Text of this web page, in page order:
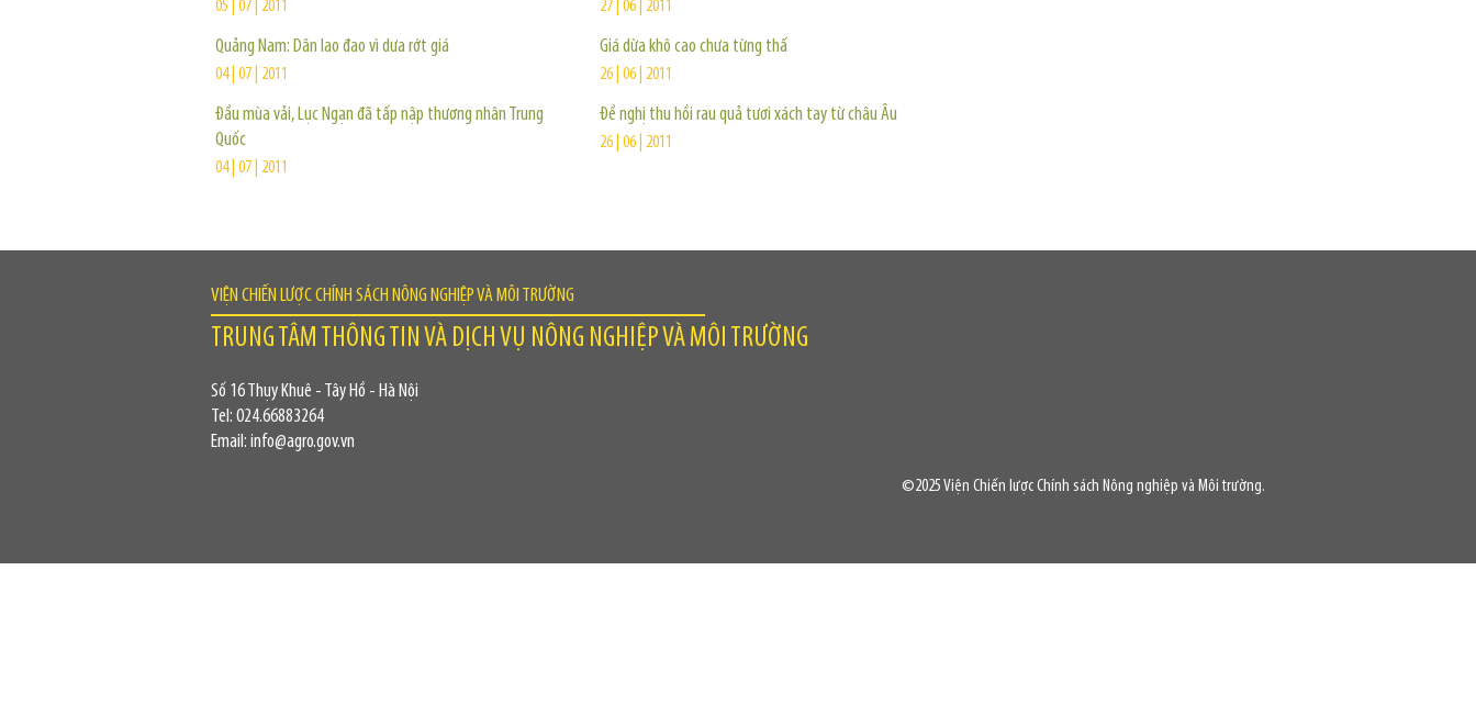
05 | 07 | 2011
Quảng Nam: Dân lao đao vì dưa rớt giá
04 | 07 | 2011
Đầu mùa vải, Lục Ngạn đã tấp nập thương nhân Trung
Quốc
04 | 07 | 2011
27 | 06 | 2011
Giá dừa khô cao chưa từng thấ
26 | 06 | 2011
Đề nghị thu hồi rau quả tươi xách tay từ châu Âu
26 | 06 | 2011
VIỆN CHIẾN LƯỢC CHÍNH SÁCH NÔNG NGHIỆP VÀ MÔI TRƯỜNG
TRUNG TÂM THÔNG TIN VÀ DỊCH VỤ NÔNG NGHIỆP VÀ MÔI TRƯỜNG
Số 16 Thụy Khuê - Tây Hồ - Hà Nội
Tel: 024.66883264
Email: info@agro.gov.vn
©2025 Viện Chiến lược Chính sách Nông nghiệp và Môi trường.